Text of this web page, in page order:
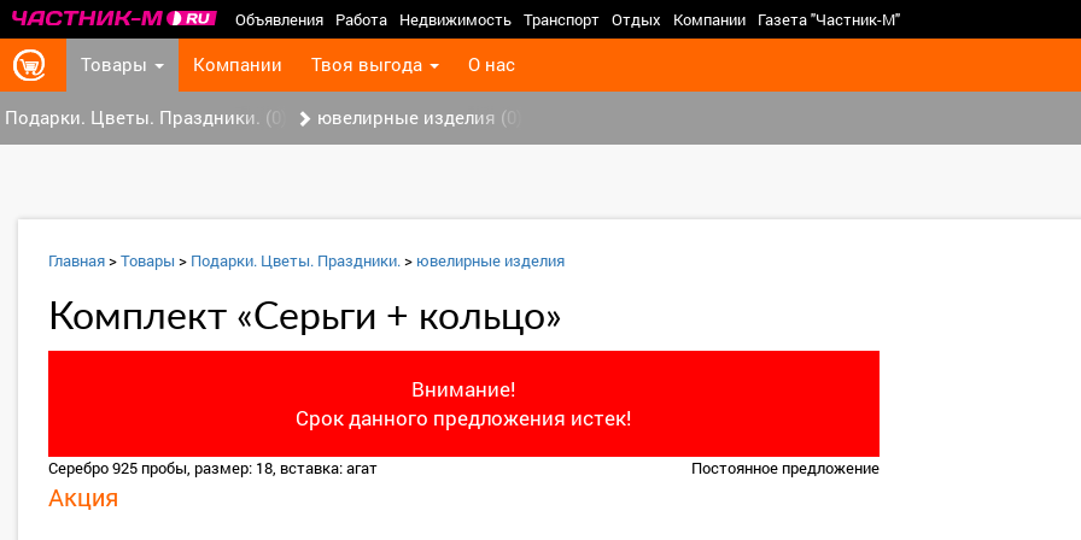
Объявления Работа Недвижимость Транспорт Отдых Компании Газета "Частник-М"
Товары Компании Твоя выгода О нас
>
Подарки. Цветы. Праздники. (0) ювелирные изделия (0)
Главная>Товары > Подарки. Цветы. Праздники.> ювелирные изделия
Комплект «Серьги + кольцо»
Внимание!
Срок данного предложения истек!
Серебро 925 пробы, размер: 18, вставка: агат
Акция
Постоянное предложение